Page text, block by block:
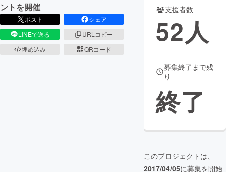
ントを開催
ポスト
シェア
LINEで送る
URLコピー
埋め込み
QRコード
支援者数
52人
募集終了まで残
り
終了
このプロジェクトは、
2017/04/05に募集を開始